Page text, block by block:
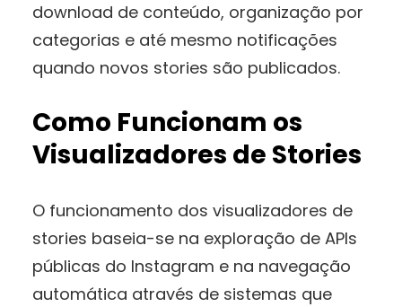
download de conteúdo, organização por
categorias e até mesmo notificações
quando novos stories são publicados.
Como Funcionam os
Visualizadores de Stories
O funcionamento dos visualizadores de
stories baseia-se na exploração de APIs
públicas do Instagram e na navegação
automática através de sistemas que